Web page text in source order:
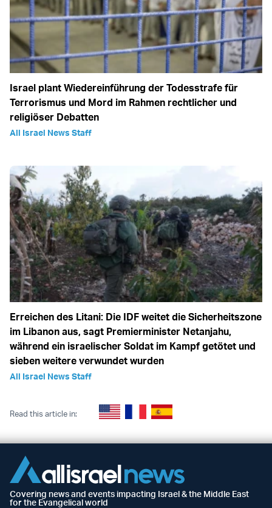
Israel plant Wiedereinführung der Todesstrafe für
Terrorismus und Mord im Rahmen rechtlicher und
religiöser Debatten
All Israel News Staff
Erreichen des Litani: Die IDF weitet die Sicherheitszone
im Libanon aus, sagt Premierminister Netanjahu,
während ein israelischer Soldat im Kampf getötet und
sieben weitere verwundet wurden
All Israel News Staff
Read this article in:
Covering news and events impacting Israel & the Middle East
for the Evangelical world